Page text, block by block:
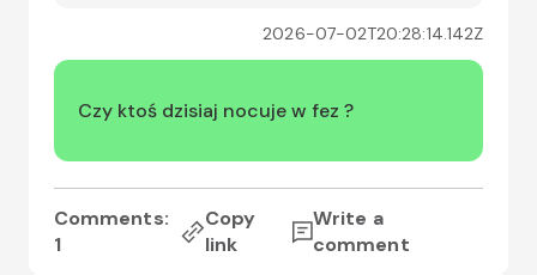
2026-07-02T20:28:14.142Z
Czy ktoś dzisiaj nocuje w fez ?
Comments:
1
Copy
link
Write a
comment